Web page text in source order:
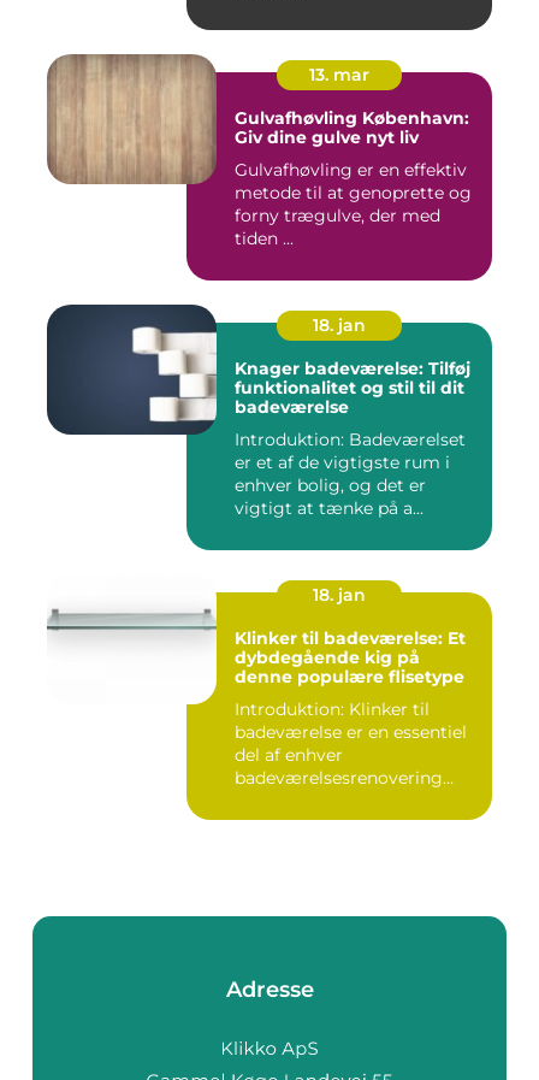
13. mar
Gulvafhøvling København:
Giv dine gulve nyt liv
Gulvafhøvling er en effektiv
metode til at genoprette og
forny trægulve, der med
tiden ...
18. jan
Knager badeværelse: Tilføj
funktionalitet og stil til dit
badeværelse
Introduktion: Badeværelset
er et af de vigtigste rum i
enhver bolig, og det er
vigtigt at tænke på a...
18. jan
Klinker til badeværelse: Et
dybdegående kig på
denne populære flisetype
Introduktion: Klinker til
badeværelse er en essentiel
del af enhver
badeværelsesrenovering
Adresse